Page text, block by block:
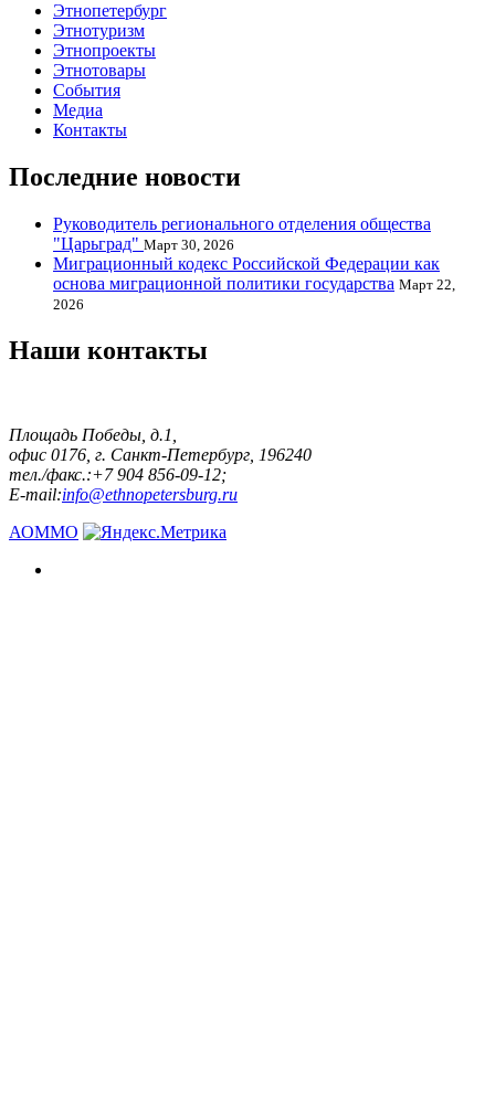
Этнопетербург
Этнотуризм
Этнопроекты
Этнотовары
События
Медиа
Контакты
Последние новости
Руководитель регионального отделения общества
"Царьград" Март 30, 2026
Миграционный кодекс Российской Федерации как
основа миграционной политики государства Март 22,
2026
Наши контакты
Площадь Победы, д.1,
офис 0176, г. Санкт-Петербург, 196240
тел./факс.:+7 904 856-09-12;
E-mail:info@ethnopetersburg.ru
АОММО